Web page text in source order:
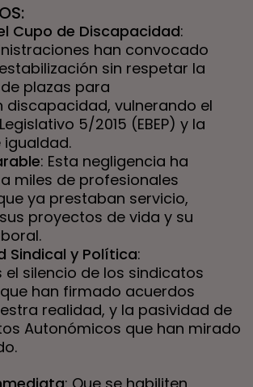
Cupo de Discapacidad:
han convocado
sin respetar la
plazas para
discapacidad, vulnerando el
5/2015 (EBEP) y la
: Esta negligencia ha
miles de profesionales
ya prestaban servicio,
proyectos de vida y su
Sindical y Política:
el silencio de los sindicatos
han firmado acuerdos
realidad, y la pasividad de
Autonómicos que han mirado
: Que se habiliten